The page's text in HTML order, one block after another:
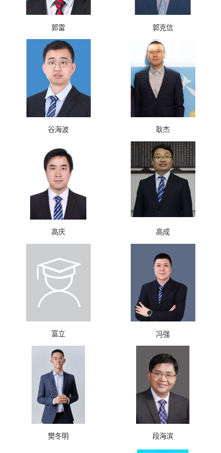
郭雷 郭克信
谷海波 耿杰
高庆 高成
富立 冯强
樊冬明 段海滨